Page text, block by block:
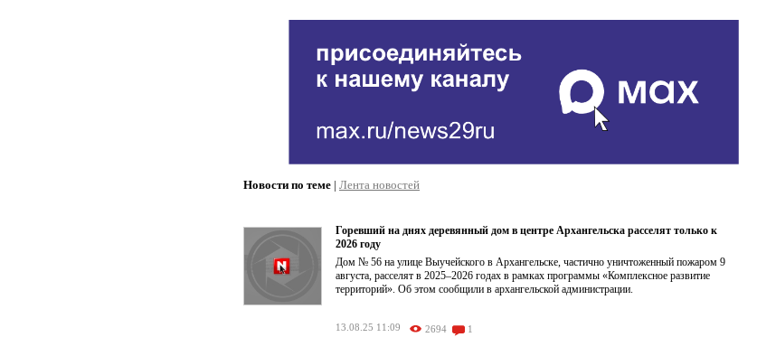
Новости по теме | Лента новостей
Горевший на днях деревянный дом в центре Архангельска расселят только к
2026 году
Дом № 56 на улице Выучейского в Архангельске, частично уничтоженный пожаром 9
августа, расселят в 2025–2026 годах в рамках программы «Комплексное развитие
территорий». Об этом сообщили в архангельской администрации.
13.08.25 11:09 2694 1